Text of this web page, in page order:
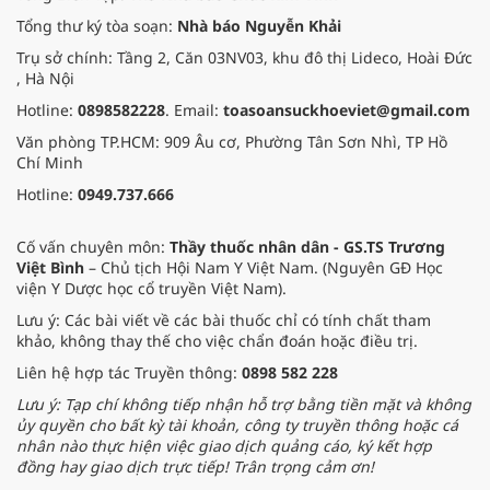
lực và tư duy khoa học ứng dụng.
Tổng thư ký tòa soạn: Nhà báo Nguyễn Khải
Trụ sở chính: Tầng 2, Căn 03NV03, khu đô thị Lideco, Hoài Đức
, Hà Nội
Hotline: 0898582228. Email: toasoansuckhoeviet@gmail.com
Văn phòng TP.HCM: 909 Âu cơ, Phường Tân Sơn Nhì, TP Hồ
Chí Minh
Hotline: 0949.737.666
Cố vấn chuyên môn: Thầy thuốc nhân dân - GS.TS Trương
Việt Bình – Chủ tịch Hội Nam Y Việt Nam. (Nguyên GĐ Học
viện Y Dược học cổ truyền Việt Nam).
Lưu ý: Các bài viết về các bài thuốc chỉ có tính chất tham
khảo, không thay thế cho việc chẩn đoán hoặc điều trị.
Liên hệ hợp tác Truyền thông: 0898 582 228
Lưu ý: Tạp chí không tiếp nhận hỗ trợ bằng tiền mặt và không
ủy quyền cho bất kỳ tài khoản, công ty truyền thông hoặc cá
nhân nào thực hiện việc giao dịch quảng cáo, ký kết hợp
đồng hay giao dịch trực tiếp! Trân trọng cảm ơn!